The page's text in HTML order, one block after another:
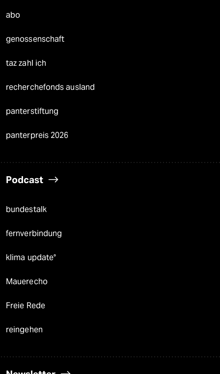
abo
genossenschaft
taz zahl ich
recherchefonds ausland
panterstiftung
panterpreis 2026
Podcast
bundestalk
fernverbindung
klima update°
Mauerecho
Freie Rede
reingehen